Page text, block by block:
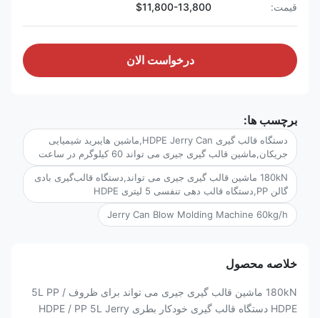
قیمت: $11,800-13,800
درخواست الان
برچسب ها:
دستگاه قالب گیری HDPE Jerry Can,ماشین هایبرید شیمیایی
جریکان,ماشین قالب گیری جیری می تواند 60 کیلوگرم در ساعت
180kN ماشین قالب گیری جیری می تواند,دستگاه قالب‌گیری بادی
گالن PP,دستگاه قالب دهی تنفسی 5 لیتری HDPE
Jerry Can Blow Molding Machine 60kg/h
خلاصه محصول
180kN ماشین قالب گیری جیری می تواند برای ظروف 5L PP /
HDPE دستگاه قالب گیری خودکار بطری HDPE / PP 5L Jerry